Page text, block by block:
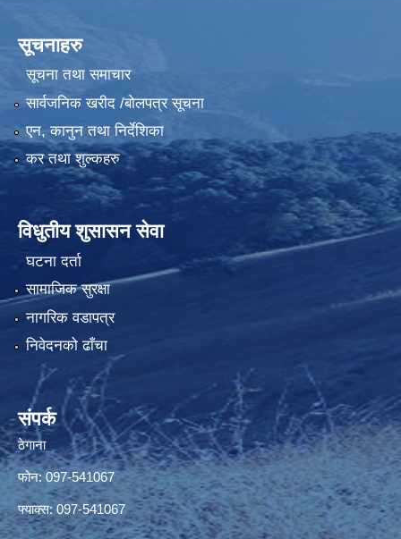
सूचनाहरु
सूचना तथा समाचार
सार्वजनिक खरीद /बोलपत्र सूचना
एन, कानुन तथा निर्देशिका
कर तथा शुल्कहरु
विधुतीय शुसासन सेवा
घटना दर्ता
सामाजिक सुरक्षा
नागरिक वडापत्र
निवेदनको ढाँचा
संपर्क
ठेगाना
फोन: 097-541067
फ्याक्स: 097-541067